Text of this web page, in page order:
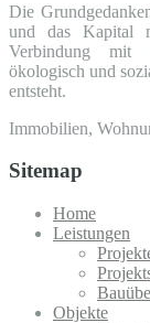
Die
und das Kapital
Verbindung mit
ökologisch und
entsteht.
Immobilien,
Sitemap
Home
Leistungen
Objekte